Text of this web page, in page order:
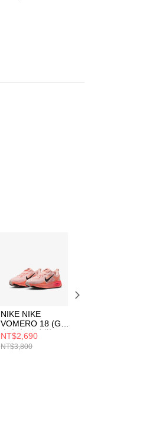
NIKE NIKE
VOMERO 18 (GS)
中大童 跑步鞋
HQ2157600
NT$2,690
NT$3,800